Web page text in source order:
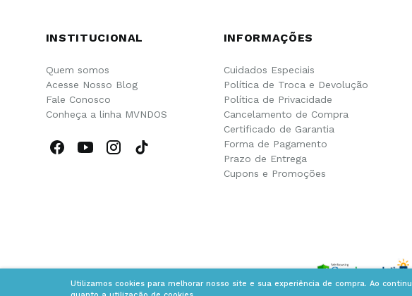
Utilizamos cookies para melhorar nosso site e sua experiência de compra. Ao
INSTITUCIONAL
Quem somos
Acesse Nosso Blog
Fale Conosco
Conheça a linha MVNDOS
INFORMAÇÕES
Cuidados Especiais
Política de Troca e Devolução
Política de Privacidade
Cancelamento de Compra
Certificado de Garantia
Forma de Pagamento
Prazo de Entrega
Cupons e Promoções